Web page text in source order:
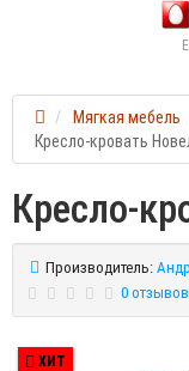
Мягкая мебель
Кресло-кровать
Кресло-
Производитель:
0 отзывов
ХИТ